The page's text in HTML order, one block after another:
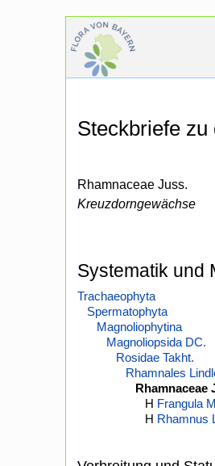
Steckbriefe
Rhamnaceae Juss.
Kreuzdorngewächse
Systematik und
Trachaeophyta
Spermatophyta
Magnoliophytina
Magnoliopsida DC.
Rosidae Takht.
Rhamnales
Rhamnaceae
H Frangula
H Rhamnus